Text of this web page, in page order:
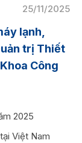
25/11/2025
lạnh,
trị Thiết
Công
2025
Việt Nam